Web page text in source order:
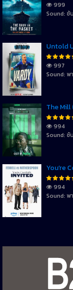
999
Sound: ซั
Untold
997
Sound: พ
The Mill
994
Sound: ซั
You’re
994
Sound: พ